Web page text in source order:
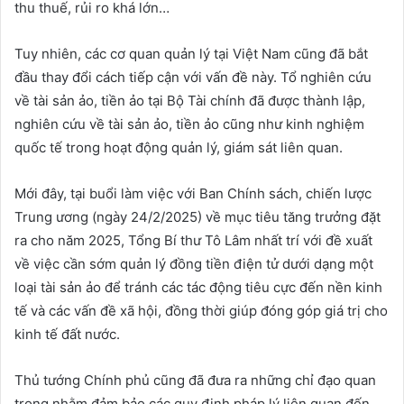
thu thuế, rủi ro khá lớn…
Tuy nhiên, các cơ quan quản lý tại Việt Nam cũng đã bắt
đầu thay đổi cách tiếp cận với vấn đề này. Tổ nghiên cứu
về tài sản ảo, tiền ảo tại Bộ Tài chính đã được thành lập,
nghiên cứu về tài sản ảo, tiền ảo cũng như kinh nghiệm
quốc tế trong hoạt động quản lý, giám sát liên quan.
Mới đây, tại buổi làm việc với Ban Chính sách, chiến lược
Trung ương (ngày 24/2/2025) về mục tiêu tăng trưởng đặt
ra cho năm 2025, Tổng Bí thư Tô Lâm nhất trí với đề xuất
về việc cần sớm quản lý đồng tiền điện tử dưới dạng một
loại tài sản ảo để tránh các tác động tiêu cực đến nền kinh
tế và các vấn đề xã hội, đồng thời giúp đóng góp giá trị cho
kinh tế đất nước.
Thủ tướng Chính phủ cũng đã đưa ra những chỉ đạo quan